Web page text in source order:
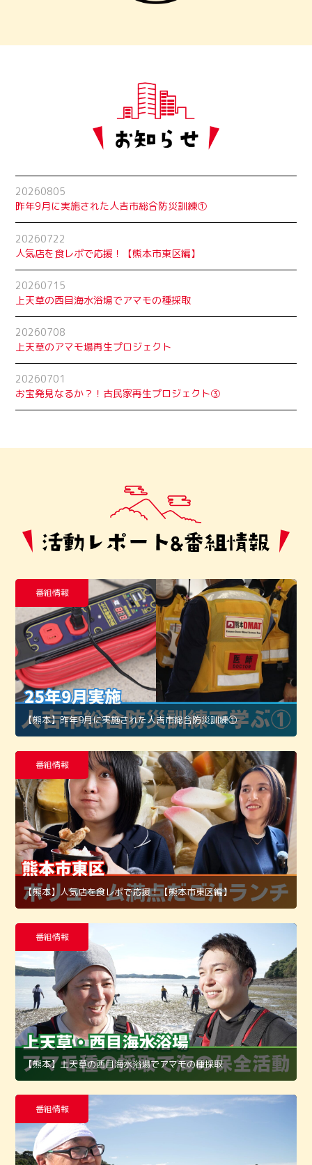
20260805
昨年9月に実施された人吉市総合防災訓練①
20260722
人気店を食レポで応援！【熊本市東区編】
20260715
上天草の西目海水浴場でアマモの種採取
20260708
上天草のアマモ場再生プロジェクト
20260701
お宝発見なるか？！古民家再生プロジェクト➂
番組情報
【熊本】昨年9月に実施された人吉市総合防災訓練①
番組情報
【熊本】人気店を食レポで応援！【熊本市東区編】
番組情報
【熊本】上天草の西目海水浴場でアマモの種採取
番組情報